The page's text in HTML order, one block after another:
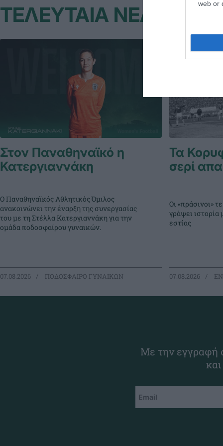
web or
ΤΕΛΕΥΤΑΙΑ ΝΕΑ
Στον Παναθηναϊκό η
Κατεργιαννάκη
Ο Παναθηναϊκός Αθλητικός Όμιλος
ανακοινώνει την έναρξη της συνεργασίας
του με τη Στέλλα Κατεργιαννάκη για την
ομάδα ποδοσφαίρου γυναικών.
07.08.2026 ΠΟΔΟΣΦΑΙΡΟ ΓΥΝΑΙΚΩΝ
Τα
σερί
Οι «πράσινοι»
γράψει ιστορία
εστίας
07.08.2026
Με την εγγραφή